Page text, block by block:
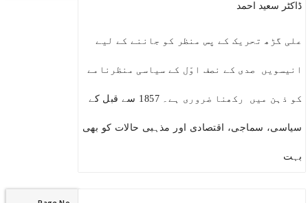
ڈاکٹر سعید احمد
علی گڑھ تحریک کے پس منظر کو جاننے کے لیے
انیسویں صدی کے نصف اوّل کے سیاسی منظرنامے
کو ذہن میں رکھنا ضروری ہے۔ 1857 سے قبل کے
سیاسی، سماجی، اقتصادی اور مذہبی حالات کو بھی
بہت